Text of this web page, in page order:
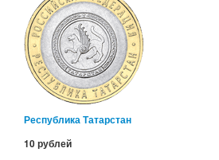
Республика Татарстан
10 рублей